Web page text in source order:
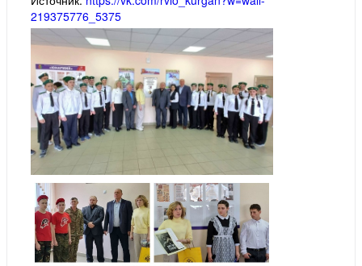
219375776_5375